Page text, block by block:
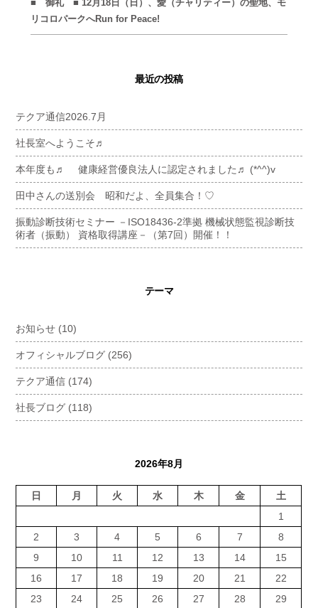
■ 御礼 ■ 12月18日（日）、愛（チャリティー）の聖地、モ
リコロパークへRun for Peace!
最近の投稿
テクア通信2026.7月
社長室へようこそ♬
本年度も♬ 健康経営優良法人に認定されました♬ (*^^)v
田中さんの送別会 昭和だよ、全員集合！♡
振動診断技術セミナー －ISO18436-2準拠 機械状態監視診断技
術者（振動） 資格取得講座－（第7回）開催！！
テーマ
お知らせ (10)
オフィシャルブログ (256)
テクア通信 (174)
社長ブログ (118)
2026年8月
日 月 火 水 木 金 土
1
2
3 4 5 6 7
8
9
10 11 12 13 14
15
16
17 18 19 20 21
22
23
24 25 26 27 28
29